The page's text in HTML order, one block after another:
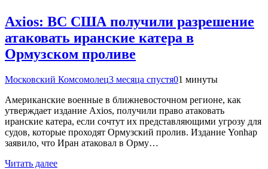
Axios: ВС США получили разрешение
атаковать иранские катера в
Ормузском проливе
Московский Комсомолец3 месяца спустя01 минуты
Американские военные в ближневосточном регионе, как
утверждает издание Axios, получили право атаковать
иранские катера, если сочтут их представляющими угрозу для
судов, которые проходят Ормузский пролив. Издание Yonhap
заявило, что Иран атаковал в Орму…
Читать далее